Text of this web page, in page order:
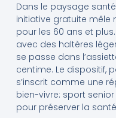
Dans le paysage
initiative gratuite
pour les 60 ans et
avec des haltères
se passe dans
centime. Le dispositif,
s’inscrit comme une
bien-vivre: sport
pour préserver la